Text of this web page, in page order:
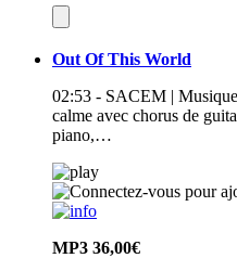
Out Of This World
02:53 - SACEM |
calme avec chorus de
piano,…
MP3 36,00€